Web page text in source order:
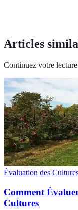
Articles
Continuez votre lecture
Évaluation des
Comment
Cultures